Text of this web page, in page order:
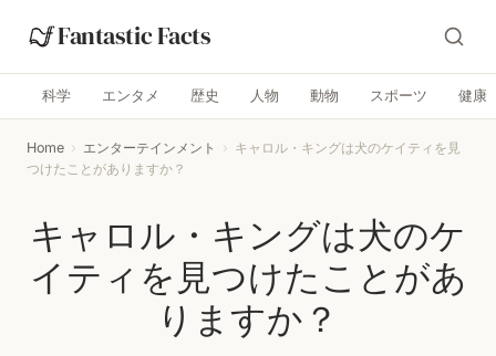
Fantastic Facts
科学 エンタメ 歴史 人物 動物 スポーツ 健康
Home › エンターテインメント › キャロル・キングは犬のケイティを見
つけたことがありますか？
キャロル・キングは犬のケ
イティを見つけたことがあ
りますか？